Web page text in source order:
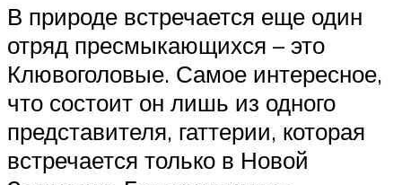
В природе встречается еще один
отряд пресмыкающихся – это
Клювоголовые. Самое интересное,
что состоит он лишь из одного
представителя, гаттерии, которая
встречается только в Новой